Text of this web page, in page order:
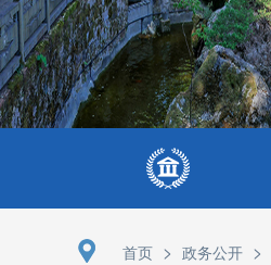
首页 > 政务公开 >